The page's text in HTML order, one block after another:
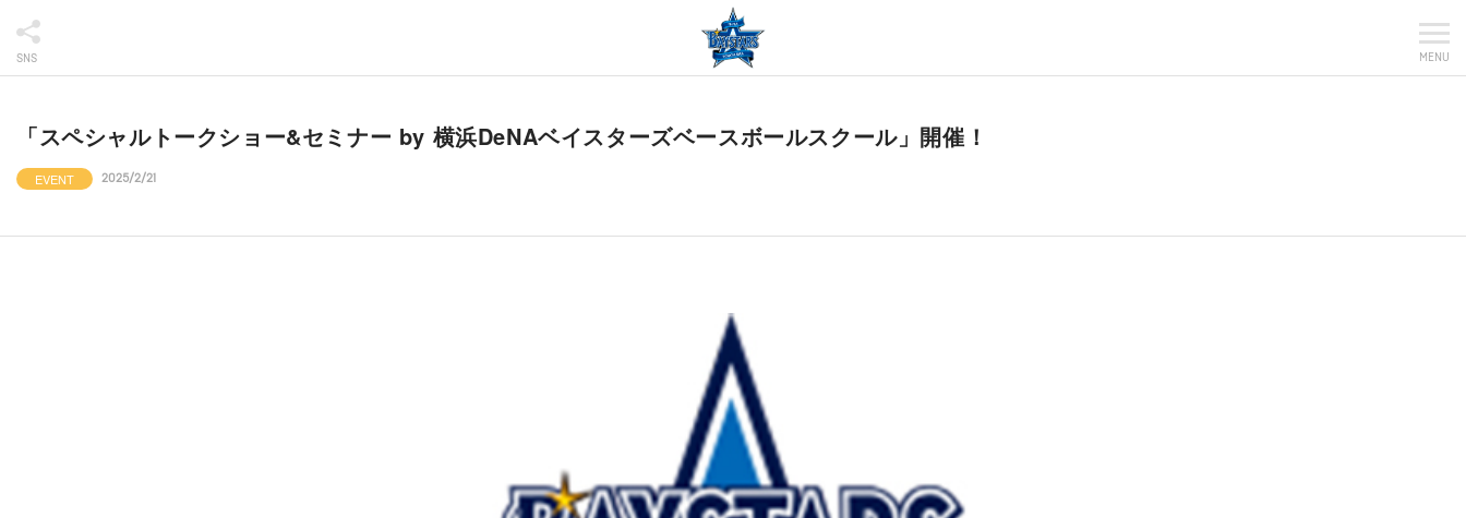
SNS MENU
「スペシャルトークショー&セミナー by 横浜DeNAベイスターズベースボールスクール」開催！
EVENT 2025/2/21